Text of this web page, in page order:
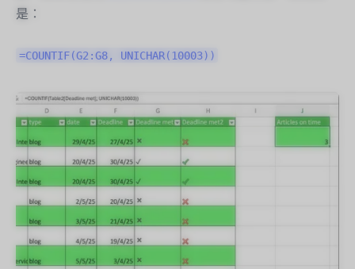
是：
=COUNTIF(G2:G8, UNICHAR(10003))